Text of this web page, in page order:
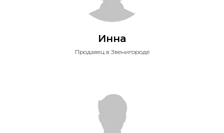
Инна
Продавец в Звенигороде